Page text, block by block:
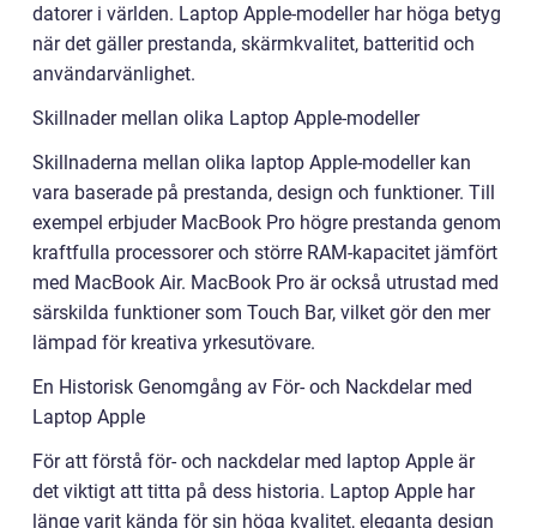
datorer i världen. Laptop Apple-modeller har höga betyg
när det gäller prestanda, skärmkvalitet, batteritid och
användarvänlighet.
Skillnader mellan olika Laptop Apple-modeller
Skillnaderna mellan olika laptop Apple-modeller kan
vara baserade på prestanda, design och funktioner. Till
exempel erbjuder MacBook Pro högre prestanda genom
kraftfulla processorer och större RAM-kapacitet jämfört
med MacBook Air. MacBook Pro är också utrustad med
särskilda funktioner som Touch Bar, vilket gör den mer
lämpad för kreativa yrkesutövare.
En Historisk Genomgång av För- och Nackdelar med
Laptop Apple
För att förstå för- och nackdelar med laptop Apple är
det viktigt att titta på dess historia. Laptop Apple har
länge varit kända för sin höga kvalitet, eleganta design